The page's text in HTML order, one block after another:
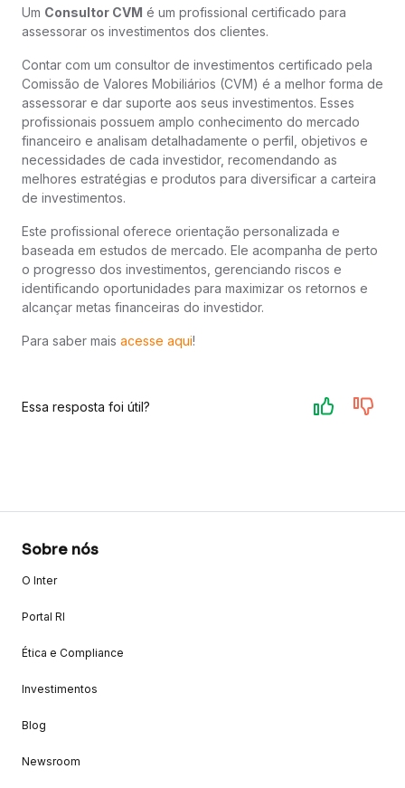
Um Consultor CVM é um profissional certificado para
assessorar os investimentos dos clientes.
Contar com um consultor de investimentos certificado pela
Comissão de Valores Mobiliários (CVM) é a melhor forma de
assessorar e dar suporte aos seus investimentos. Esses
profissionais possuem amplo conhecimento do mercado
financeiro e analisam detalhadamente o perfil, objetivos e
necessidades de cada investidor, recomendando as
melhores estratégias e produtos para diversificar a carteira
de investimentos.
Este profissional oferece orientação personalizada e
baseada em estudos de mercado. Ele acompanha de perto
o progresso dos investimentos, gerenciando riscos e
identificando oportunidades para maximizar os retornos e
alcançar metas financeiras do investidor.
Para saber mais acesse aqui!
Essa resposta foi útil?
Sobre nós
O Inter
Portal RI
Ética e Compliance
Investimentos
Blog
Newsroom